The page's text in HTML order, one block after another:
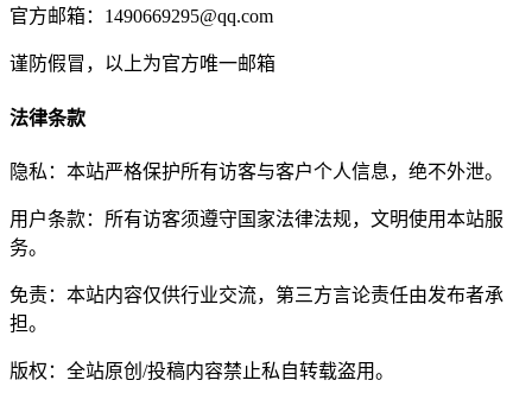
官方邮箱：1490669295@qq.com
谨防假冒，以上为官方唯一邮箱
法律条款
隐私：本站严格保护所有访客与客户个人信息，绝不外泄。
用户条款：所有访客须遵守国家法律法规，文明使用本站服
务。
免责：本站内容仅供行业交流，第三方言论责任由发布者承
担。
版权：全站原创/投稿内容禁止私自转载盗用。